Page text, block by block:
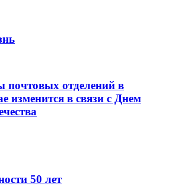
почтовых отделений в
изменится в связи с Днем
50 лет